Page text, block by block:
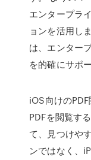
エンタープラ
ョンを活用し
は、エンター
を的確にサポ
iOS向けの
PDFを閲覧す
て、見つけや
ンではなく、